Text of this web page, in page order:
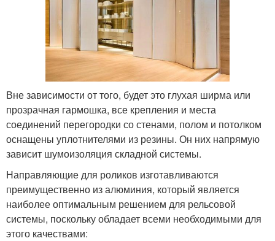
Вне зависимости от того, будет это глухая ширма или
прозрачная гармошка, все крепления и места
соединений перегородки со стенами, полом и потолком
оснащены уплотнителями из резины. Он них напрямую
зависит шумоизоляция складной системы.
Направляющие для роликов изготавливаются
преимущественно из алюминия, который является
наиболее оптимальным решением для рельсовой
системы, поскольку обладает всеми необходимыми для
этого качествами: